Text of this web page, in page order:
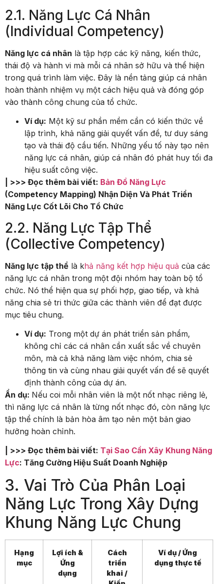
2.1. Năng Lực Cá Nhân
(Individual Competency)
Năng lực cá nhân là tập hợp các kỹ năng, kiến thức,
thái độ và hành vi mà mỗi cá nhân sở hữu và thể hiện
trong quá trình làm việc. Đây là nền tảng giúp cá nhân
hoàn thành nhiệm vụ một cách hiệu quả và đóng góp
vào thành công chung của tổ chức.
Ví dụ: Một kỹ sư phần mềm cần có kiến thức về
lập trình, khả năng giải quyết vấn đề, tư duy sáng
tạo và thái độ cầu tiến. Những yếu tố này tạo nên
năng lực cá nhân, giúp cá nhân đó phát huy tối đa
hiệu suất công việc.
| >>> Đọc thêm bài viết: Bản Đồ Năng Lực
(Competency Mapping) Nhận Diện Và Phát Triển
Năng Lực Cốt Lõi Cho Tổ Chức
2.2. Năng Lực Tập Thể
(Collective Competency)
Năng lực tập thể là khả năng kết hợp hiệu quả của các
năng lực cá nhân trong một đội nhóm hay toàn bộ tổ
chức. Nó thể hiện qua sự phối hợp, giao tiếp, và khả
năng chia sẻ tri thức giữa các thành viên để đạt được
mục tiêu chung.
Ví dụ: Trong một dự án phát triển sản phẩm,
không chỉ các cá nhân cần xuất sắc về chuyên
môn, mà cả khả năng làm việc nhóm, chia sẻ
thông tin và cùng nhau giải quyết vấn đề sẽ quyết
định thành công của dự án.
Ẩn dụ: Nếu coi mỗi nhân viên là một nốt nhạc riêng lẻ,
thì năng lực cá nhân là từng nốt nhạc đó, còn năng lực
tập thể chính là bản hòa âm tạo nên một bản giao
hưởng hoàn chỉnh.
| >>> Đọc thêm bài viết: Tại Sao Cần Xây Khung Năng
Lực: Tăng Cường Hiệu Suất Doanh Nghiệp
3. Vai Trò Của Phân Loại
Năng Lực Trong Xây Dựng
Khung Năng Lực Chung
Hạng
mục
Lợi ích &
Ứng
dụng
Cách
triển
khai /
Ví dụ / Ứng
dụng thực tế